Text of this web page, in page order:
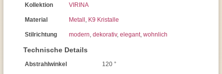
Kollektion VIRINA
Material Metall , K9 Kristalle
Stilrichtung modern, dekorativ, elegant, wohnlich
Technische Details
Abstrahlwinkel 120 °